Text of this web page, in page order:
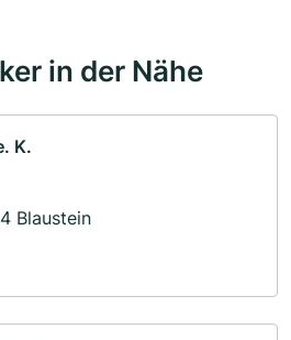
in der Nähe
K.
Blaustein